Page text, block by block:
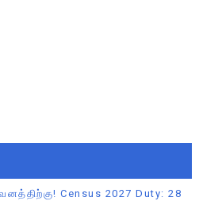
Census 2027 Duty: 28